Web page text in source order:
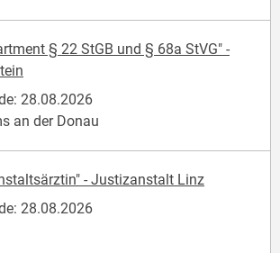
§ 22 StGB und § 68a StVG" -
28.08.2026
an der Donau
- Justizanstalt Linz
28.08.2026